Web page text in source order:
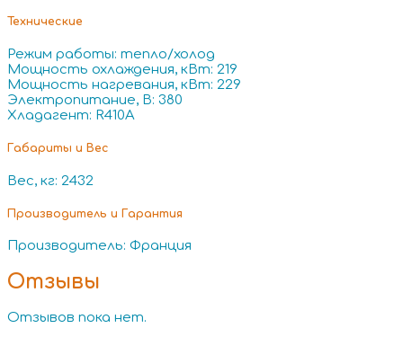
Технические
Режим работы: тепло/холод
Мощность охлаждения, кВт: 219
Мощность нагревания, кВт: 229
Электропитание, В: 380
Хладагент: R410A
Габариты и Вес
Вес, кг: 2432
Производитель и Гарантия
Производитель: Франция
Отзывы
Отзывов пока нет.